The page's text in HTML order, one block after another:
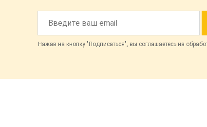
Нажав на кнопку "Подписаться", вы соглашаетесь на